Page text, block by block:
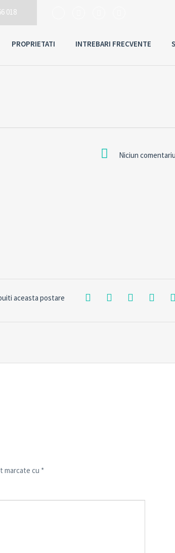
018
PROPRIETATI INTREBARI FRECVENTE
Niciun comentariu
aceasta postare
marcate cu *